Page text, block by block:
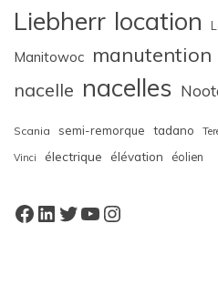
Liebherr location
Manitowoc manutention
nacelle nacelles
Scania semi-remorque tadano
Vinci électrique élévation éolien
Facebook
LinkedIn
Twitter
YouTube
Instagram